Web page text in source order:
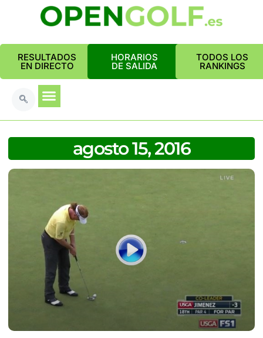
RESULTADOS
EN DIRECTO
HORARIOS
DE SALIDA
TODOS LOS
RANKINGS
agosto 15, 2016